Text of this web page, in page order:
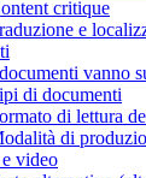
critique
e
vanno
di documenti
di lettura
di
video